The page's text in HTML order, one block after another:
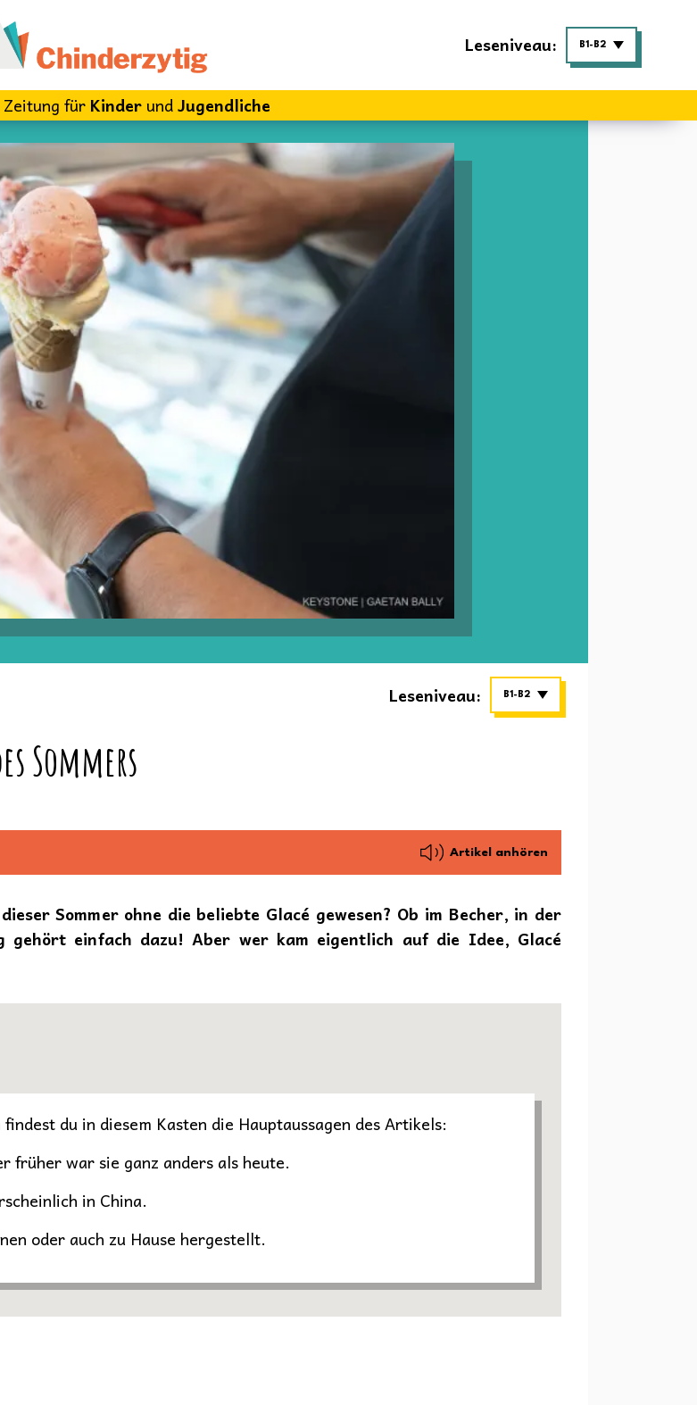
Leseniveau: B1-B2
für KinderundJugendliche
Leseniveau: B1-B2
Sommers
Artikel anhören
Sommer ohne die beliebte Glacé gewesen? Ob im Becher, in der
einfach dazu! Aber wer kam eigentlich auf die Idee, Glacé
du in diesem Kasten die Hauptaussagen des Artikels:
früher war sie ganz anders als heute.
in China.
oder auch zu Hause hergestellt.